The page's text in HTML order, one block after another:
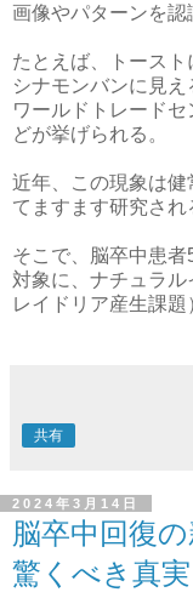
画像やパターンを認
たとえば、トースト
シナモンバンに見
ワールドトレード
どが挙げられる。
近年、この現象は
てますます研究され
そこで、脳卒中患
対象に、ナチュラ
レイドリア産生課題
共有
2024年3月14日
脳卒中回復
驚くべき真実